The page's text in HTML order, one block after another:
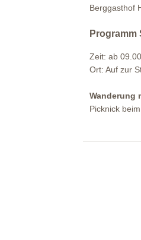
Berggasthof
Programm
Zeit: ab 09.00
Ort: Auf zur
Wanderung
Picknick